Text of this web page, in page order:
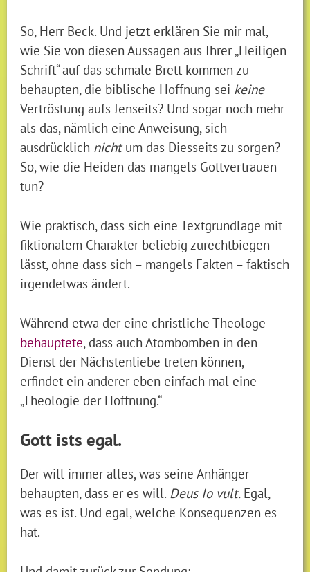
So, Herr Beck. Und jetzt erklären Sie mir mal,
wie Sie von diesen Aussagen aus Ihrer „Heiligen
Schrift“ auf das schmale Brett kommen zu
behaupten, die biblische Hoffnung sei keine
Vertröstung aufs Jenseits? Und sogar noch mehr
als das, nämlich eine Anweisung, sich
ausdrücklich nicht um das Diesseits zu sorgen?
So, wie die Heiden das mangels Gottvertrauen
tun?
Wie praktisch, dass sich eine Textgrundlage mit
fiktionalem Charakter beliebig zurechtbiegen
lässt, ohne dass sich – mangels Fakten – faktisch
irgendetwas ändert.
Während etwa der eine christliche Theologe
behauptete, dass auch Atombomben in den
Dienst der Nächstenliebe treten können,
erfindet ein anderer eben einfach mal eine
„Theologie der Hoffnung.“
Gott ists egal.
Der will immer alles, was seine Anhänger
behaupten, dass er es will. Deus Io vult. Egal,
was es ist. Und egal, welche Konsequenzen es
hat.